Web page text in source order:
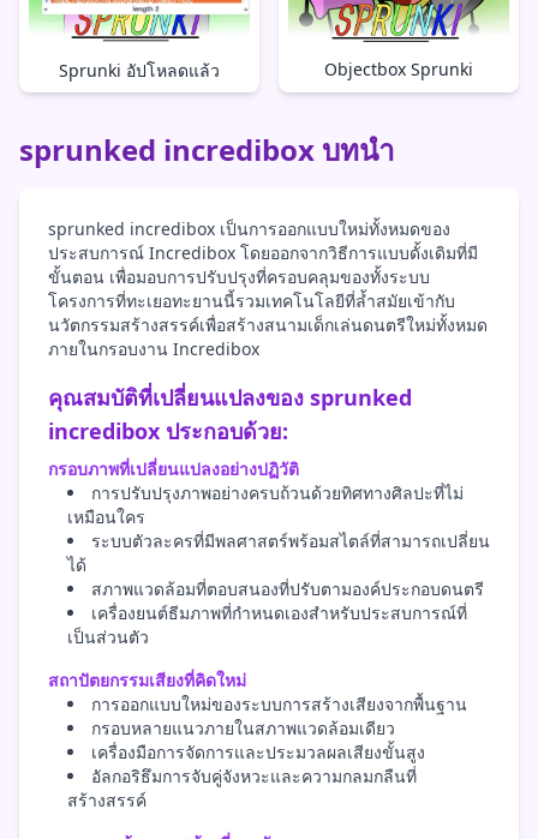
Sprunki อัปโหลดแล้ว Objectbox Sprunki
sprunked incredibox บทนำ
sprunked incredibox เป็นการออกแบบใหม่ทั้งหมดของ
ประสบการณ์ Incredibox โดยออกจากวิธีการแบบดั้งเดิมที่มี
ขั้นตอน เพื่อมอบการปรับปรุงที่ครอบคลุมของทั้งระบบ
โครงการที่ทะเยอทะยานนี้รวมเทคโนโลยีที่ล้ำสมัยเข้ากับ
นวัตกรรมสร้างสรรค์เพื่อสร้างสนามเด็กเล่นดนตรีใหม่ทั้งหมด
ภายในกรอบงาน Incredibox
คุณสมบัติที่เปลี่ยนแปลงของ sprunked
incredibox ประกอบด้วย:
กรอบภาพที่เปลี่ยนแปลงอย่างปฏิวัติ
การปรับปรุงภาพอย่างครบถ้วนด้วยทิศทางศิลปะที่ไม่
เหมือนใคร
ระบบตัวละครที่มีพลศาสตร์พร้อมสไตล์ที่สามารถเปลี่ยน
ได้
สภาพแวดล้อมที่ตอบสนองที่ปรับตามองค์ประกอบดนตรี
เครื่องยนต์ธีมภาพที่กำหนดเองสำหรับประสบการณ์ที่
เป็นส่วนตัว
สถาปัตยกรรมเสียงที่คิดใหม่
การออกแบบใหม่ของระบบการสร้างเสียงจากพื้นฐาน
กรอบหลายแนวภายในสภาพแวดล้อมเดียว
เครื่องมือการจัดการและประมวลผลเสียงขั้นสูง
อัลกอริธึมการจับคู่จังหวะและความกลมกลืนที่
สร้างสรรค์